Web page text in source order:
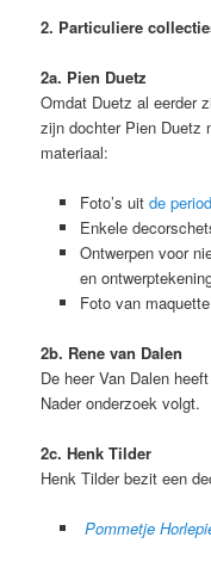
2. Particuliere
2a. Pien Duetz
Omdat Duetz al eerder
zijn dochter Pien Duetz
materiaal:
Foto’s uit de
Enkele
Ontwerpen voor
en
Foto van
2b. Rene van Dalen
De heer Van Dalen
Nader onderzoek volgt.
2c. Henk Tilder
Henk Tilder bezit een
Pommetje